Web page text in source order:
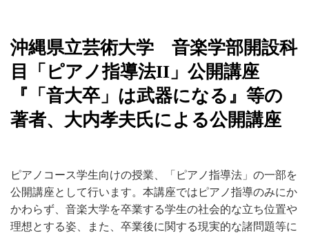
沖縄県立芸術大学 音楽学部開設科
目「ピアノ指導法II」公開講座
『「音大卒」は武器になる』等の
著者、大内孝夫氏による公開講座
ピアノコース学生向けの授業、「ピアノ指導法」の一部を
公開講座として行います。本講座ではピアノ指導のみにか
かわらず、音楽大学を卒業する学生の社会的な立ち位置や
理想とする姿、また、卒業後に関する現実的な諸問題等に